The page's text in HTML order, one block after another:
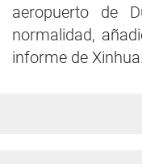
aeropuerto de
normalidad,
informe de Xinhua.